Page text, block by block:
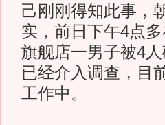
己刚刚得知此事，
实，前日下午4点
旗舰店一男子被4
已经介入调查，目
工作中。